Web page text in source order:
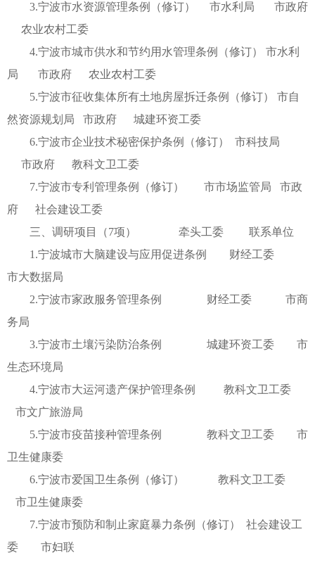
3.宁波市水资源管理条例（修订） 市水利局 市政府
农业农村工委
4.宁波市城市供水和节约用水管理条例（修订） 市水利
局 市政府 农业农村工委
5.宁波市征收集体所有土地房屋拆迁条例（修订） 市自
然资源规划局 市政府 城建环资工委
6.宁波市企业技术秘密保护条例（修订） 市科技局
市政府 教科文卫工委
7.宁波市专利管理条例（修订） 市市场监管局 市政
府 社会建设工委
三、调研项目（7项） 牵头工委 联系单位
1.宁波城市大脑建设与应用促进条例 财经工委
市大数据局
2.宁波市家政服务管理条例 财经工委 市商
务局
3.宁波市土壤污染防治条例 城建环资工委 市
生态环境局
4.宁波市大运河遗产保护管理条例 教科文卫工委
市文广旅游局
5.宁波市疫苗接种管理条例 教科文卫工委 市
卫生健康委
6.宁波市爱国卫生条例（修订） 教科文卫工委
市卫生健康委
7.宁波市预防和制止家庭暴力条例（修订） 社会建设工
委 市妇联